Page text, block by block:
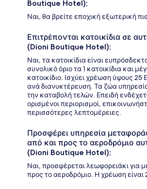
Boutique Hotel);
Ναι, θα βρείτε εποχική εξωτερική
Επιτρέπονται κατοικίδια σε
(Dioni Boutique Hotel);
Ναι, τα κατοικίδια είναι
συνολικό όριο τα 1 κατοικίδια και
κατοικίδιο. Ισχύει χρέωση ύψους 25
ανά διανυκτέρευση. Τα ζώα
την καταβολή τελών. Επειδή
ορισμένοι περιορισμοί,
περισσότερες λεπτομέρειες.
Προσφέρει υπηρεσία
από και προς το αεροδρόμιο
(Dioni Boutique Hotel);
Ναι, προσφέρεται λεωφορειάκι για
προς το αεροδρόμιο. Η χρέωση είναι